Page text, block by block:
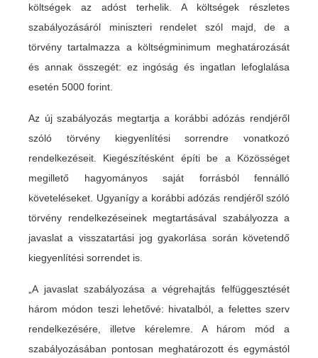
költségek az adóst terhelik. A költségek részletes
szabályozásáról miniszteri rendelet szól majd, de a
törvény tartalmazza a költségminimum meghatározását
és annak összegét: ez ingóság és ingatlan lefoglalása
esetén 5000 forint.
Az új szabályozás megtartja a korábbi adózás rendjéről
szóló törvény kiegyenlítési sorrendre vonatkozó
rendelkezéseit. Kiegészítésként építi be a Közösséget
megillető hagyományos saját forrásból fennálló
követeléseket. Ugyanígy a korábbi adózás rendjéről szóló
törvény rendelkezéseinek megtartásával szabályozza a
javaslat a visszatartási jog gyakorlása során követendő
kiegyenlítési sorrendet is.
„A javaslat szabályozása a végrehajtás felfüggesztését
három módon teszi lehetővé: hivatalból, a felettes szerv
rendelkezésére, illetve kérelemre. A három mód a
szabályozásában pontosan meghatározott és egymástól